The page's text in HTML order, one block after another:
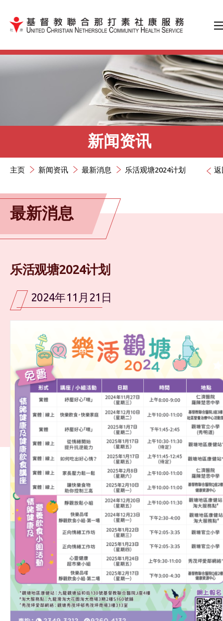
跳到内容（按输入键）
新闻资讯
返
主页 新闻资讯 最新消息 乐活观塘2024计划
最新消息
乐活观塘2024计划
2024年11月21日